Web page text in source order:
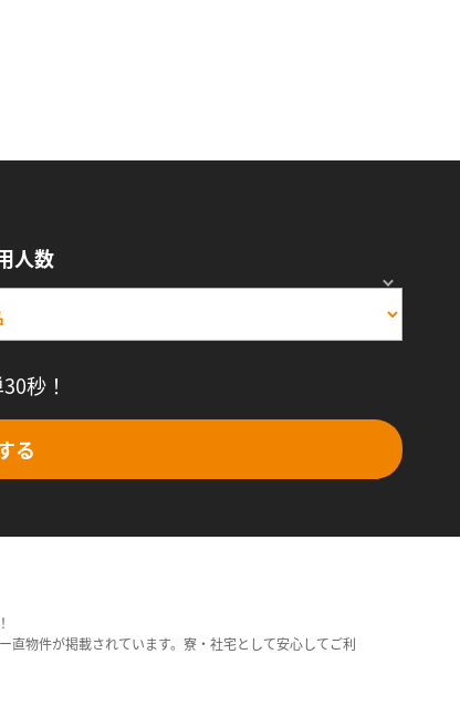
人数
秒！
る
物件が掲載されています。寮・社宅として安心してご利